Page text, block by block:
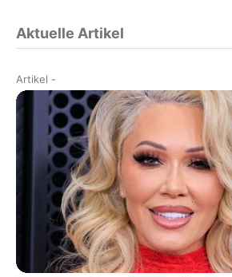
Aktuelle Artikel
Artikel -